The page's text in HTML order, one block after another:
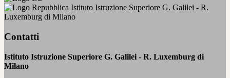
Istituto Istruzione Superiore G. Galilei - R.
Luxemburg di Milano
Contatti
Istituto Istruzione Superiore G. Galilei - R. Luxemburg di
Milano